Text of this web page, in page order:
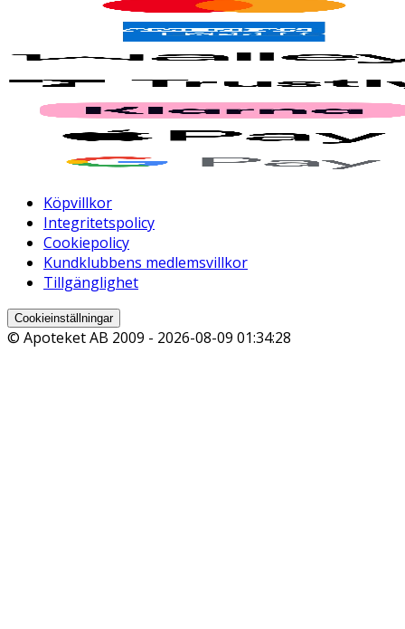
Köpvillkor
Integritetspolicy
Cookiepolicy
Kundklubbens medlemsvillkor
Tillgänglighet
Cookieinställningar
© Apoteket AB 2009 - 2026-08-09 01:34:28